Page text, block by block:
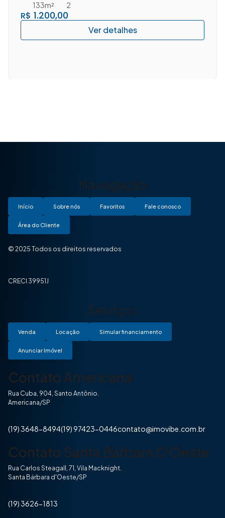
R$ 1.200,00
2
133m²
Navegação
Início Sobre nós Favoritos Fale conosco
Área do Cliente
© 2025 Todos os direitos reservados
CRECI 39951J
Serviços
Venda Locação Simular financiamento
Anunciar Imóvel
Contato Americana
Rua Cuba, 904, Santo Antônio.
Americana/SP
(19) 3648-8494(19) 97423-0446contato@imovibe.com.br
Contato Santa Bárbara D'Oeste
Rua Carlos Steagall, 71, Vila Macknight.
Santa Bárbara d'Oeste/SP
(19) 3626-1813